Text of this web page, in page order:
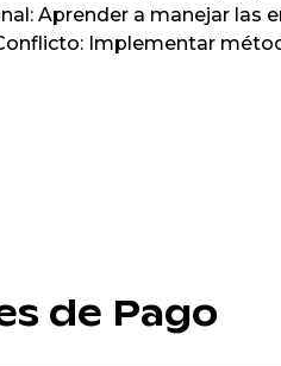
Aprender a manejar las
Implementar
de Pago